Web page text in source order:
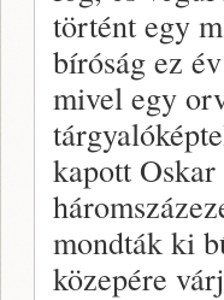
történt egy
bíróság ez
mivel egy
kapott
mondták ki
közepére